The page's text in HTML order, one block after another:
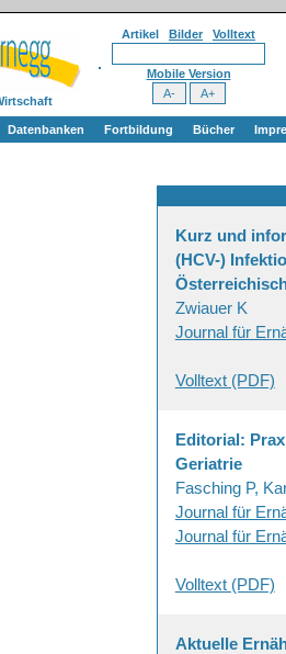
Artikel Bilder Volltext
Mobile Version
Datenbanken Fortbildung Bücher
Kurz und
(HCV-)
Zwiauer K
Journal für
Volltext (PDF)
Editorial:
Geriatrie
Fasching P,
Journal für
Journal für
Volltext (PDF)
Aktuelle